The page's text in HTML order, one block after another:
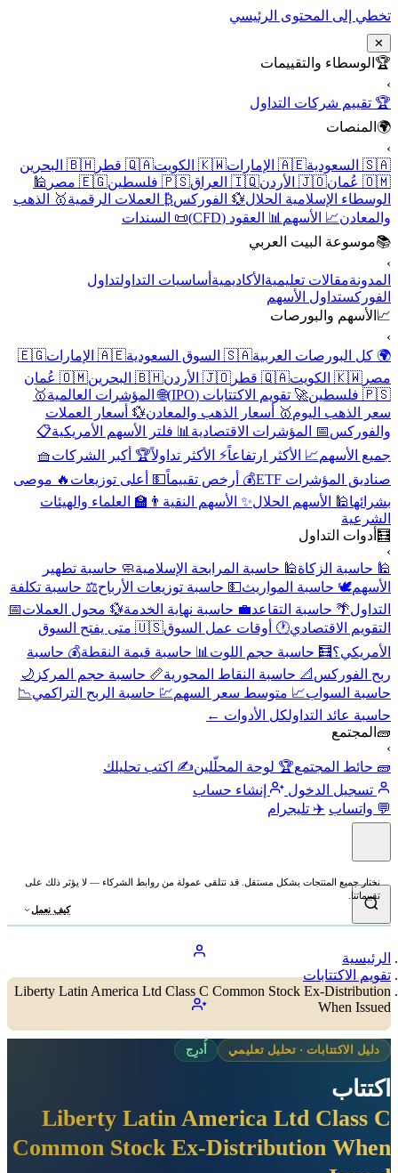
تخطي إلى المحتوى الرئيسي
✕
🏆 الوسطاء والتقييمات
›
🏆 تقييم شركات التداول
🌍 المنصات
›
🇸🇦 السعودية
🇦🇪 الإمارات 🇰🇼 الكويت 🇶🇦 قطر
🇧🇭 البحرين
🇴🇲 عُمان
🇯🇴 الأردن 🇮🇶 العراق 🇵🇸 فلسطين 🇪🇬 مصر
🕌
الوسطاء الإسلامية الحلال💱 الفوركس₿ العملات الرقمية🥇 الذهب
والمعادن📈 الأسهم 📊 العقود (CFD)
📜 السندات
📚موسوعة البيت العربي
›
المدونةمقالات تعليمية الأكاديمية أساسيات التداولتداول
الفوركستداول الأسهم
📈 الأسهم والبورصات
›
🌍 كل البورصات العربية🇸🇦 السوق السعودية 🇦🇪 الإمارات
🇪🇬
مصر 🇰🇼 الكويت 🇶🇦 قطر 🇯🇴 الأردن 🇧🇭 البحرين
🇴🇲 عُمان
🇵🇸 فلسطين
🚀 تقويم الاكتتابات (IPO) 🌐 المؤشرات العالمية🥇
سعر الذهب اليوم🥇 أسعار الذهب والمعادن💱 أسعار العملات
والفوركس📅 المؤشرات الاقتصادية 📊 فلتر الأسهم الأمريكية📋
جميع الأسهم📈 الأكثر ارتفاعاً⚡ الأكثر تداولاً🏆 أكبر الشركات🧺
صناديق المؤشرات ETF
💰 أرخص تقييماً💵 أعلى توزيعات 🔥 موصى
بشرائها🕌 الأسهم الحلال✨ الأسهم النقية 👨‍🏫 العلماء والهيئات
الشرعية
🧮 أدوات التداول
›
🕌 حاسبة الزكاة🕌 حاسبة المرابحة الإسلامية🧼 حاسبة تطهير
الأسهم🕊️ حاسبة المواريث💵 حاسبة توزيعات الأرباح⚖️ حاسبة تكلفة
التداول🌴 حاسبة التقاعد💼 حاسبة نهاية الخدمة💱 محول العملات📅
التقويم الاقتصادي🕐 أوقات عمل السوق
🇺🇸 متى يفتح السوق
الأمريكي؟🧮 حاسبة حجم اللوت 📊 حاسبة قيمة النقطة💰 حاسبة
ربح الفوركس 📐 حاسبة النقاط المحورية📏 حاسبة حجم المركز 🌙
حاسبة السواب📈 متوسط سعر السهم💹 حاسبة الربح التراكمي📉
حاسبة عائد التداولكل الأدوات ←
🧱 المجتمع
›
🧱 حائط المجتمع🏆 لوحة المحلّلين✍️ اكتب تحليلك
تسجيل الدخول
إنشاء حساب
💬 واتساب ✈️ تليجرام
نختار جميع المنتجات بشكل مستقل. قد نتلقى عمولة من روابط الشركاء — لا يؤثر ذلك على
تقييماتنا.
كيف نعمل
الرئيسية
تقويم الاكتتابات
Liberty Latin America Ltd Class C Common Stock Ex-Distribution
When Issued
دليل الاكتتابات · تحليل تعليمي أُدرِج
اكتتاب
Liberty Latin America Ltd Class C
Common Stock Ex-Distribution When